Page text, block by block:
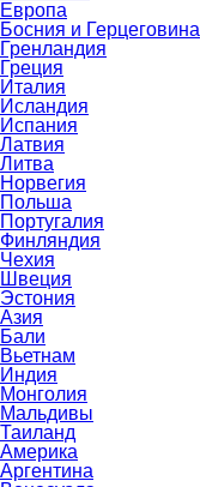
Европа
Босния и Герцеговина
Гренландия
Греция
Италия
Исландия
Испания
Латвия
Литва
Норвегия
Польша
Португалия
Финляндия
Чехия
Швеция
Эстония
Азия
Бали
Вьетнам
Индия
Монголия
Мальдивы
Таиланд
Америка
Аргентина